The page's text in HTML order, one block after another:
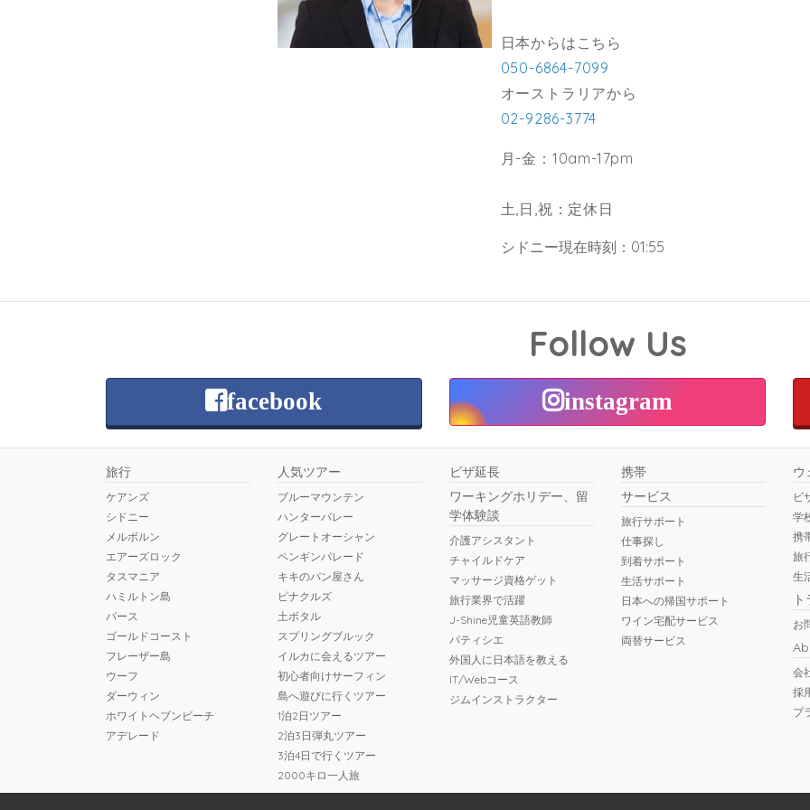
日本からはこちら
050-6864-7099
オーストラリアから
02-9286-3774
月-金：10am-17pm
土,日,祝：定休日
シドニー現在時刻：01:55
Follow Us
facebook instagram
旅行
ケアンズ
シドニー
メルボルン
エアーズロック
タスマニア
ハミルトン島
パース
ゴールドコースト
フレーザー島
ウーフ
ダーウィン
ホワイトヘブンビーチ
アデレード
人気ツアー
ブルーマウンテン
ハンターバレー
グレートオーシャン
ペンギンパレード
キキのパン屋さん
ピナクルズ
土ボタル
スプリングブルック
イルカに会えるツアー
初心者向けサーフィン
島へ遊びに行くツアー
1泊2日ツアー
2泊3日弾丸ツアー
3泊4日で行くツアー
2000キロ一人旅
ビザ延長
ワーキングホリデー、留
学体験談
介護アシスタント
チャイルドケア
マッサージ資格ゲット
旅行業界で活躍
J-Shine児童英語教師
パティシエ
外国人に日本語を教える
IT/Webコース
ジムインストラクター
携帯
サービス
旅行サポート
仕事探し
到着サポート
生活サポート
日本への帰国サポート
ワイン宅配サービス
両替サービス
ウ
ビ
学
携
旅
生
お
会
採
プ